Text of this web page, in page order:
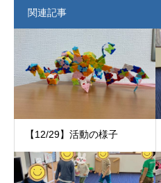
関連記事
【12/29】活動の様子